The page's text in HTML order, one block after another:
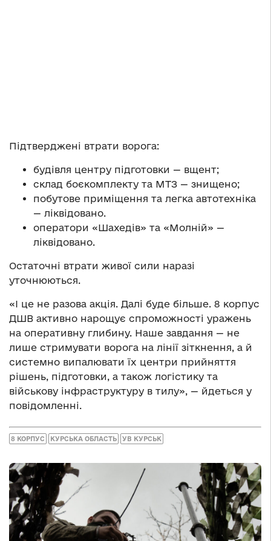
Підтверджені втрати ворога:
будівля центру підготовки — вщент;
склад боєкомплекту та МТЗ — знищено;
побутове приміщення та легка автотехніка
— ліквідовано.
оператори «Шахедів» та «Молній» —
ліквідовано.
Остаточні втрати живої сили наразі
уточнюються.
«І це не разова акція. Далі буде більше. 8 корпус
ДШВ активно нарощує спроможності уражень
на оперативну глибину. Наше завдання — не
лише стримувати ворога на лінії зіткнення, а й
системно випалювати їх центри прийняття
рішень, підготовки, а також логістику та
військову інфраструктуру в тилу», — йдеться у
повідомленні.
8 КОРПУС КУРСЬКА ОБЛАСТЬ УВ КУРСЬК